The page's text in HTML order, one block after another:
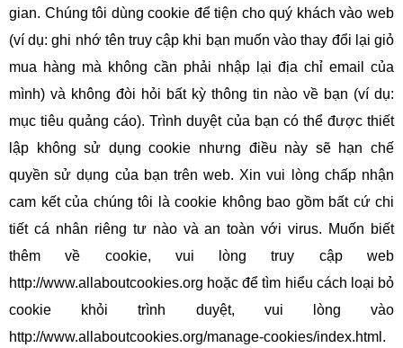
gian. Chúng tôi dùng cookie để tiện cho quý khách vào web
(ví dụ: ghi nhớ tên truy cập khi bạn muốn vào thay đổi lại giỏ
mua hàng mà không cần phải nhập lại địa chỉ email của
mình) và không đòi hỏi bất kỳ thông tin nào về bạn (ví dụ:
mục tiêu quảng cáo). Trình duyệt của bạn có thể được thiết
lập không sử dụng cookie nhưng điều này sẽ hạn chế
quyền sử dụng của bạn trên web. Xin vui lòng chấp nhận
cam kết của chúng tôi là cookie không bao gồm bất cứ chi
tiết cá nhân riêng tư nào và an toàn với virus. Muốn biết
thêm về cookie, vui lòng truy cập web
http://www.allaboutcookies.org hoặc để tìm hiểu cách loại bỏ
cookie khỏi trình duyệt, vui lòng vào
http://www.allaboutcookies.org/manage-cookies/index.html.